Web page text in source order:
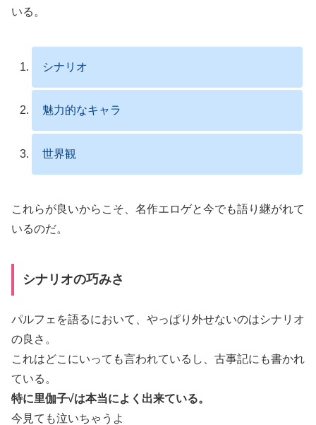
いる。
シナリオ
魅力的なキャラ
世界観
これらが良いからこそ、名作エロゲと今でも語り継がれて
いるのだ。
シナリオの巧みさ
パルフェを語るにおいて、やっぱり外せないのはシナリオ
の良さ。
これはどこにいっても言われているし、古事記にも書かれ
ている。
特に里伽子√は本当によく出来ている。
今見ても泣いちゃうよ